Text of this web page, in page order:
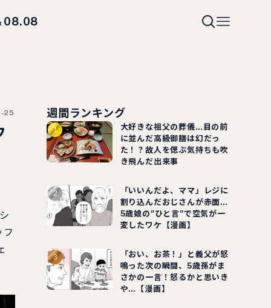
08.08
25
フ
週間ランキング
大好きな祖父の葬儀…目の前
に並んだ高級御膳は幻だっ
た！？故人を偲ぶ気持ちも吹
き飛んだ出来事
「いいんだよ、ママ」レジに
割り込んだおじさんが赤面…
5歳娘の"ひと言"で空気が一
変したワケ【漫画】
「おい、お茶！」と義父が怒
鳴った次の瞬間、5歳孫がま
さかの一言！怒るかと思いき
や…【漫画】